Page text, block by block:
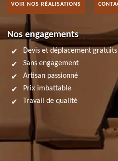
VOIR NOS RÉALISATIONS
Nos engagements
Devis et déplacement gratuits
Sans engagement
Artisan passionné
Prix imbattable
Travail de qualité